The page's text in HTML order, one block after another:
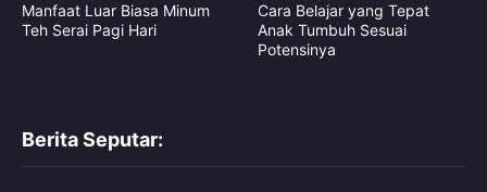
Manfaat Luar Biasa Minum
Teh Serai Pagi Hari
Cara Belajar yang Tepat
Anak Tumbuh Sesuai
Potensinya
Berita Seputar: